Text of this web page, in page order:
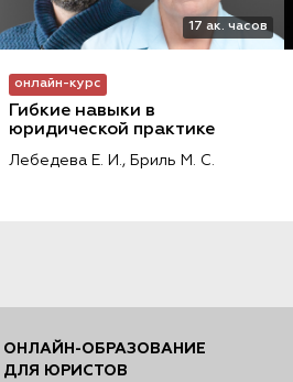
17 ак. часов
онлайн-курс
Гибкие навыки в
юридической практике
Лебедева Е. И., Бриль М. С.
ОНЛАЙН-ОБРАЗОВАНИЕ
ДЛЯ ЮРИСТОВ